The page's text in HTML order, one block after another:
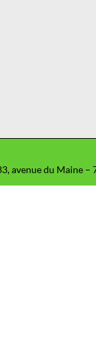
avenue du Maine –